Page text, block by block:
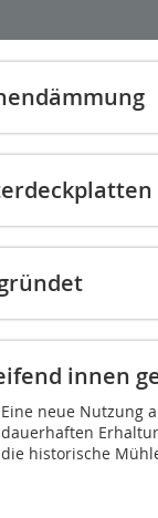
innen
Eine neue Nutzung
dauerhaften
die historische